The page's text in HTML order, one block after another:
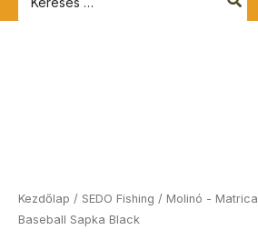
for:
Kezdőlap / SEDO Fishing / Molinó - Matrica
Baseball Sapka Black
mennyiség